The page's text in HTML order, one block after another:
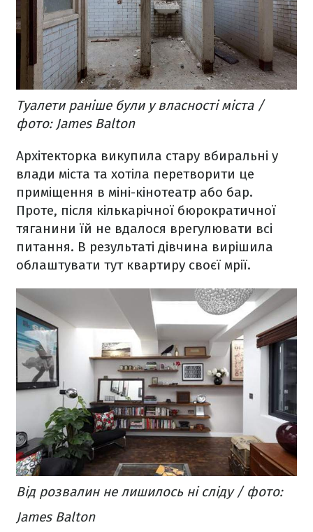
Туалети раніше були у власності міста /
фото: James Balton
Архітекторка викупила стару вбиральні у
влади міста та хотіла перетворити це
приміщення в міні-кінотеатр або бар.
Проте, після кількарічної бюрократичної
тяганини їй не вдалося врегулювати всі
питання. В результаті дівчина вирішила
облаштувати тут квартиру своєї мрії.
Від розвалин не лишилось ні сліду / фото:
James Balton